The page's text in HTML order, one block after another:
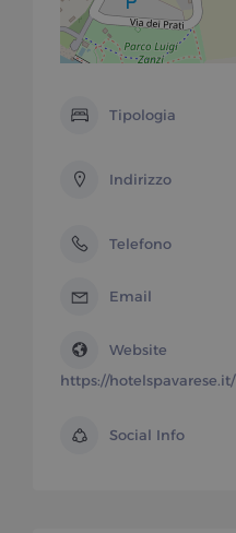
Tipologia
Indirizzo
Telefono
Email
Website
https://hotelspavarese.it/
Social Info